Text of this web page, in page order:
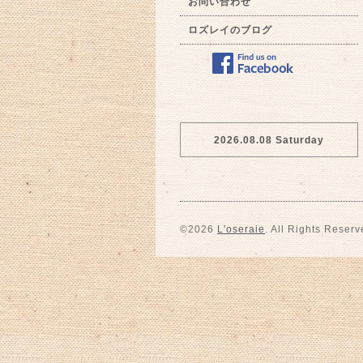
ロズレイのブログ
2026.08.08 Saturday
©2026 L'oseraie . All Rights